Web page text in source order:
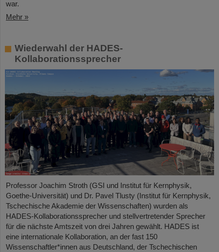
war.
Mehr »
Wiederwahl der HADES-
Kollaborationssprecher
Professor Joachim Stroth (GSI und Institut für Kernphysik,
Goethe-Universität) und Dr. Pavel Tlusty (Institut für Kernphysik,
Tschechische Akademie der Wissenschaften) wurden als
HADES-Kollaborationssprecher und stellvertretender Sprecher
für die nächste Amtszeit von drei Jahren gewählt. HADES ist
eine internationale Kollaboration, an der fast 150
Wissenschaftler*innen aus Deutschland, der Tschechischen